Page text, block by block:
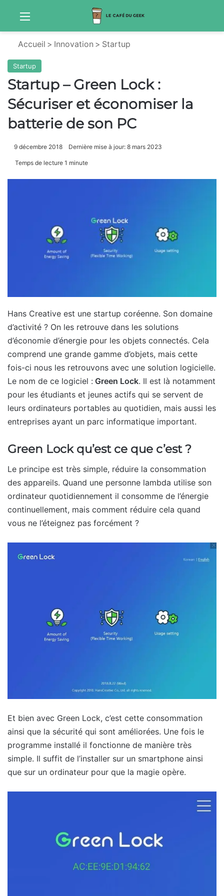
Accueil > Innovation > Startup
Startup
Startup – Green Lock :
Sécuriser et économiser la
batterie de son PC
9 décembre 2018 Dernière mise à jour: 8 mars 2023
Temps de lecture 1 minute
Hans Creative est une startup coréenne. Son domaine
d’activité ? On les retrouve dans les solutions
d’économie d’énergie pour les objets connectés. Cela
comprend une grande gamme d’objets, mais cette
fois-ci nous les retrouvons avec une solution logicielle.
Le nom de ce logiciel : Green Lock. Il est là notamment
pour les étudiants et jeunes actifs qui se servent de
leurs ordinateurs portables au quotidien, mais aussi les
entreprises ayant un parc informatique important.
Green Lock qu’est ce que c’est ?
Le principe est très simple, réduire la consommation
des appareils. Quand une personne lambda utilise son
ordinateur quotidiennement il consomme de l’énergie
continuellement, mais comment réduire cela quand
vous ne l’éteignez pas forcément ?
Et bien avec Green Lock, c’est cette consommation
ainsi que la sécurité qui sont améliorées. Une fois le
programme installé il fonctionne de manière très
simple. Il suffit de l’installer sur un smartphone ainsi
que sur un ordinateur pour que la magie opère.